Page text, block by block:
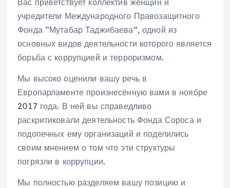
учредители Международного Правозащитного
Фонда “Мутабар Таджибаева”, одной из
основных видов деятельности которого является
борьба с коррупцией и терроризмом.
Мы высоко оценили вашу речь в
Европарламенте произнесённую вами в ноябре
2017 года. В ней вы справедливо
раскритиковали деятельность Фонда Сороса и
подопечных ему организаций и поделились
своим мнением о том что эти структуры
погрязли в коррупции.
Мы полностью разделяем вашу позицию и